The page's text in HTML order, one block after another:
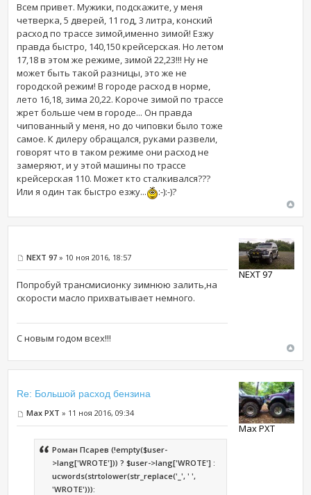
Всем привет. Мужики, подскажите, у меня
четверка, 5 дверей, 11 год, 3 литра, конский
расход по трассе зимой,именно зимой! Езжу
правда быстро, 140,150 крейсерская. Но летом
17,18 в этом же режиме, зимой 22,23!!! Ну не
может быть такой разницы, это же не
городской режим! В городе расход в норме,
лето 16,18, зима 20,22. Короче зимой по трассе
жрет больше чем в городе... Он правда
чипованный у меня, но до чиповки было тоже
самое. К дилеру обращался, руками развели,
говорят что в таком режиме они расход не
замеряют, и у этой машины по трассе
крейсерская 110. Может кто сталкивался???
Или я один так быстро езжу...
:-):-)?
NEXT 97 » 10 ноя 2016, 18:57
Попробуй трансмисионку зимнюю залить,на
скорости масло прихватывает немного.
С новым годом всех!!!
NEXT 97
Re: Большой расход бензина
Max PXT » 11 ноя 2016, 09:34
Роман Псарев (!empty($user-
>lang['WROTE'])) ? $user->lang['WROTE'] :
ucwords(strtolower(str_replace('_', ' ',
'WROTE'))):
Max PXT